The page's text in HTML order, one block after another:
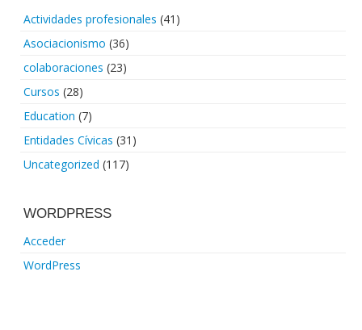
Actividades profesionales (41)
Asociacionismo (36)
colaboraciones (23)
Cursos (28)
Education (7)
Entidades Cívicas (31)
Uncategorized (117)
WORDPRESS
Acceder
WordPress